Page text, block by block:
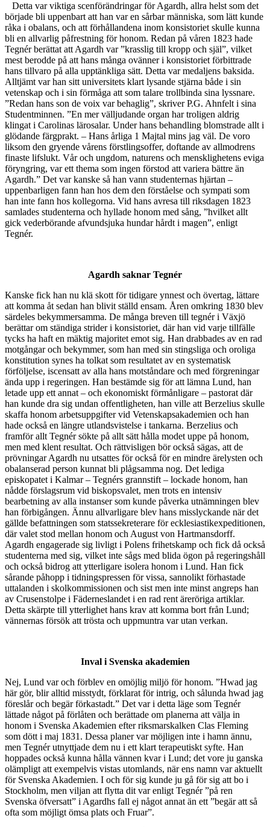
Detta var viktiga scenförändringar för Agardh, allra helst som det
började bli uppenbart att han var en sårbar människa, som lätt kunde
råka i obalans, och att förhållandena inom konsistoriet skulle kunna
bli en allvarlig påfrestning för honom. Redan på våren 1823 hade
Tegnér berättat att Agardh var ”krasslig till kropp och själ”, vilket
mest berodde på att hans många ovänner i konsistoriet förbittrade
hans tillvaro på alla upptänkliga sätt. Detta var medaljens baksida.
Alltjämt var han sitt universitets klart lysande stjärna både i sin
vetenskap och i sin förmåga att som talare trollbinda sina lyssnare.
”Redan hans son de voix var behaglig”, skriver P.G. Ahnfelt i sina
Studentminnen. ”En mer välljudande organ har troligen aldrig
klingat i Carolinas lärosalar. Under hans behandling blomstrade allt i
glödande färgprakt. – Hans årliga 1 Majtal mins jag väl. De voro
liksom den gryende vårens förstlingsoffer, doftande av allmodrens
finaste lifslukt. Vår och ungdom, naturens och mensklighetens eviga
föryngring, var ett thema som ingen förstod att variera bättre än
Agardh.” Det var kanske så han vann studenternas hjärtan –
uppenbarligen fann han hos dem den förståelse och sympati som
han inte fann hos kollegorna. Vid hans avresa till riksdagen 1823
samlades studenterna och hyllade honom med sång, ”hvilket allt
gick vederbörande afvundsjuka hundar hårdt i magen”, enligt
Tegnér.
Agardh saknar Tegnér
Kanske fick han nu klä skott för tidigare ynnest och övertag, lättare
att komma åt sedan han blivit ställd ensam. Åren omkring 1830 blev
särdeles bekymmersamma. De många breven till tegnér i Växjö
berättar om ständiga strider i konsistoriet, där han vid varje tillfälle
tycks ha haft en mäktig majoritet emot sig. Han drabbades av en rad
motgångar och bekymmer, som han med sin stingsliga och oroliga
konstitution synes ha tolkat som resultatet av en systematisk
förföljelse, iscensatt av alla hans motståndare och med förgreningar
ända upp i regeringen. Han bestämde sig för att lämna Lund, han
letade upp ett annat – och ekonomiskt förmånligare – pastorat där
han kunde dra sig undan offentligheten, han ville att Berzelius skulle
skaffa honom arbetsuppgifter vid Vetenskapsakademien och han
hade också en längre utlandsvistelse i tankarna. Berzelius och
framför allt Tegnér sökte på allt sätt hålla modet uppe på honom,
men med klent resultat. Och rättvisligen bör också sägas, att de
prövningar Agardh nu utsattes för också för en mindre ärelysten och
obalanserad person kunnat bli plågsamma nog. Det lediga
episkopatet i Kalmar – Tegnérs grannstift – lockade honom, han
nådde förslagsrum vid biskopsvalet, men trots en intensiv
bearbetning av alla instanser som kunde påverka utnämningen blev
han förbigången. Ännu allvarligare blev hans misslyckande när det
gällde befattningen som statssekreterare för ecklesiastikexpeditionen,
där valet stod mellan honom och August von Hartmansdorff.
Agardh engagerade sig livligt i Polens frihetskamp och fick då också
studenterna med sig, vilket inte sågs med blida ögon på regeringshåll
och också bidrog att ytterligare isolera honom i Lund. Han fick
sårande påhopp i tidningspressen för vissa, sannolikt förhastade
uttalanden i skolkommissionen och sist men inte minst angreps han
av Crusenstolpe i Fäderneslandet i en rad rent äreröriga artiklar.
Detta skärpte till ytterlighet hans krav att komma bort från Lund;
vännernas försök att trösta och uppmuntra var utan verkan.
Inval i Svenska akademien
Nej, Lund var och förblev en omöjlig miljö för honom. ”Hwad jag
här gör, blir alltid misstydt, förklarat för intrig, och sålunda hwad jag
föreslår och begär förkastadt.” Det var i detta läge som Tegnér
lättade något på förlåten och berättade om planerna att välja in
honom i Svenska Akademien efter riksmarskalken Clas Fleming
som dött i maj 1831. Dessa planer var möjligen inte i hamn ännu,
men Tegnér utnyttjade dem nu i ett klart terapeutiskt syfte. Han
hoppades också kunna hålla vännen kvar i Lund; det vore ju ganska
olämpligt att exempelvis vistas utomlands, när ens namn var aktuellt
för Svenska Akademien. I och för sig kunde ju gå för sig att bo i
Stockholm, men viljan att flytta dit var enligt Tegnér ”på ren
Svenska öfversatt” i Agardhs fall ej något annat än ett ”begär att så
ofta som möjligt ömsa plats och Fruar”.